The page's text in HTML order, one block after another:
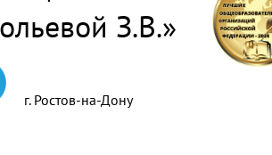
З.В.»
г. Ростов-на-Дону